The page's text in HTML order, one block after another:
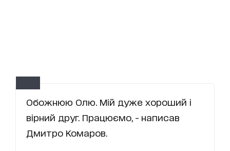
Обожнюю Олю. Мій дуже хороший і
вірний друг. Працюємо, - написав
Дмитро Комаров.